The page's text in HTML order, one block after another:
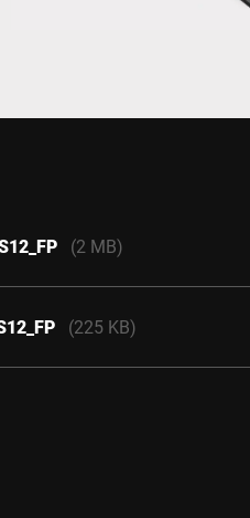
(2 MB)
(225 KB)